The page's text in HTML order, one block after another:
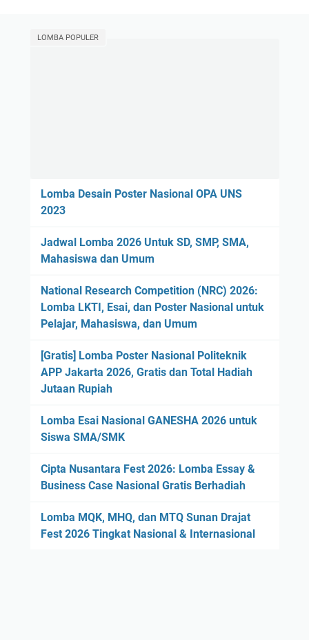
LOMBA POPULER
Lomba Desain Poster Nasional OPA UNS
2023
Jadwal Lomba 2026 Untuk SD, SMP, SMA,
Mahasiswa dan Umum
National Research Competition (NRC) 2026:
Lomba LKTI, Esai, dan Poster Nasional untuk
Pelajar, Mahasiswa, dan Umum
[Gratis] Lomba Poster Nasional Politeknik
APP Jakarta 2026, Gratis dan Total Hadiah
Jutaan Rupiah
Lomba Esai Nasional GANESHA 2026 untuk
Siswa SMA/SMK
Cipta Nusantara Fest 2026: Lomba Essay &
Business Case Nasional Gratis Berhadiah
Lomba MQK, MHQ, dan MTQ Sunan Drajat
Fest 2026 Tingkat Nasional & Internasional